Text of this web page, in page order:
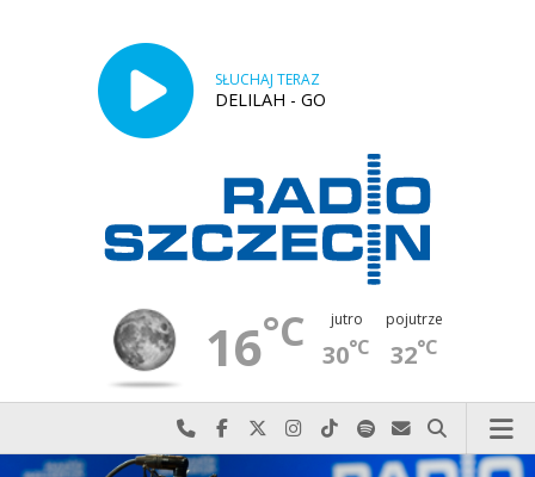
SŁUCHAJ TERAZ
DELILAH - GO
16°C jutro
30°C
pojutrze
32°C
Najlepiej po prostu do nas zadzwoń
Odwiedź nas na Facebook-u
Odwiedź nas na X
Odwiedź nas na Instagram-ie
Odwiedź nas na TikTok-u
Szukaj nas na Spotify
Wyślij do nas
Szukaj